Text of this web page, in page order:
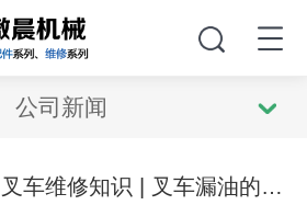
公司新闻
叉车维修知识 | 叉车漏油的预防与处置方法